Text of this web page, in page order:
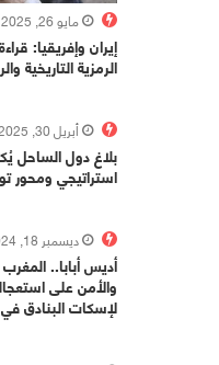
مايو 26, 2025
إيران وإفريقيا:
الرمزية التاريخية
أبريل 30, 2025
بلاغ دول الساحل
استراتيجي ومحور
ديسمبر 18, 2024
أديس أبابا..
والأمن على
لإسكات البنادق في